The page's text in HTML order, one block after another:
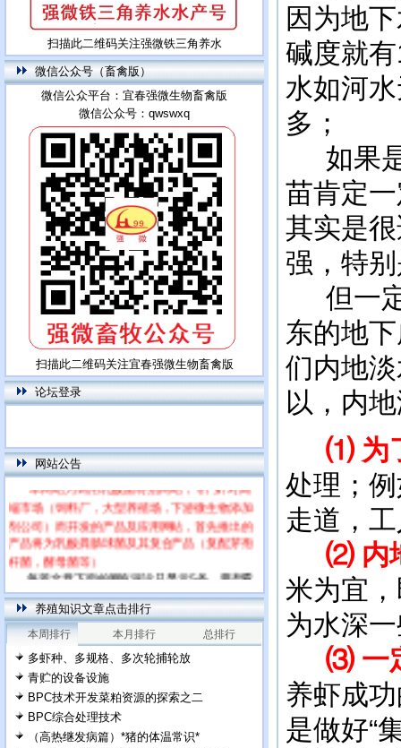
扫描此二维码关注强微铁三角养水
微信公众号（畜禽版）
微信公众平台：宜春强微生物畜禽版
微信公众号：qwswxq
扫描此二维码关注宜春强微生物畜禽版
论坛登录
网站公告
本网站为饲用乳酸菌特别网站，专门针对高
端市场（饲料厂，大型养殖场，下游微生物添加
剂公司）而开发的产品及应用网站，首先推出的
产品将为乳酸粪肠球菌及其复合产品（复配芽孢
杆菌，酵母菌等）
每篇文章下面的网友评论只显示5条，要想看
养殖知识文章点击排行
本周排行 本月排行 总排行
多虾种、多规格、多次轮捕轮放
青贮的设备设施
BPC技术开发菜粕资源的探索之二
BPC综合处理技术
（高热继发病篇）*猪的体温常识*
因为地
碱度就
水如河
多；
如果是
苗肯定
其实是
强，特
但一定
东的地
们内地
以，内
⑴ 为
处理；
走道，
⑵ 内
米为宜
为水深
⑶ 一
养虾成
是做好“